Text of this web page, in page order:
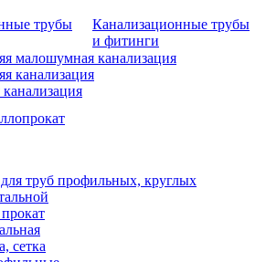
Канализационные трубы
и фитинги
малошумная канализация
канализация
труб профильных, круглых
сетка